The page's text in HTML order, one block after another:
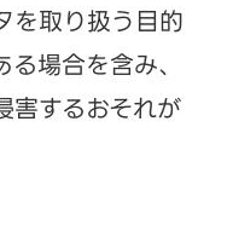
を取り扱う目的
場合を含み、
害するおそれが